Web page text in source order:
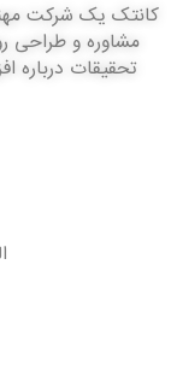
کانتک یک شرکت
مشاوره و طراحی
تحقیقات درباره